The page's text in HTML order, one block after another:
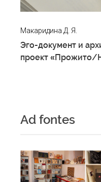
Макаридина Д. Я.
Эго-документ и
проект «Прожито/
Ad fontes